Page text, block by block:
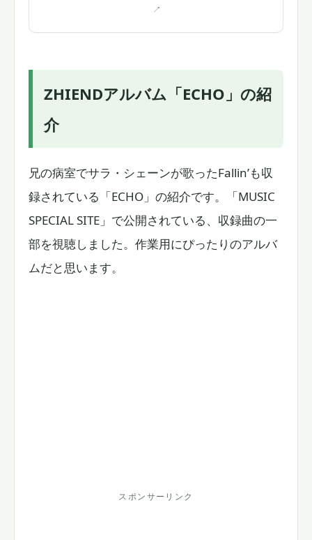
ZHIENDアルバム「ECHO」の紹
介
兄の病室でサラ・シェーンが歌ったFallin’も収
録されている「ECHO」の紹介です。「MUSIC
SPECIAL SITE」で公開されている、収録曲の一
部を視聴しました。作業用にぴったりのアルバ
ムだと思います。
スポンサーリンク